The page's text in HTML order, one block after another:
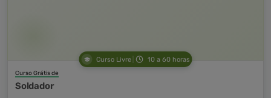
Curso Livre 10 a 60 horas
Curso Grátis de
Soldador